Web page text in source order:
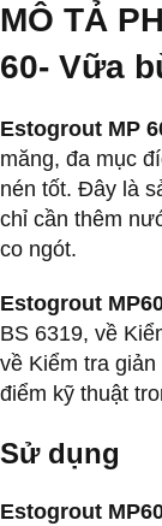
MÔ TẢ
60- Vữa
Estogrout MP
măng, đa mục
nén tốt. Đây là
chỉ cần thêm
co ngót.
Estogrout
BS 6319, về
về Kiểm tra
điểm kỹ thuật
Sử dụng
Estogrout